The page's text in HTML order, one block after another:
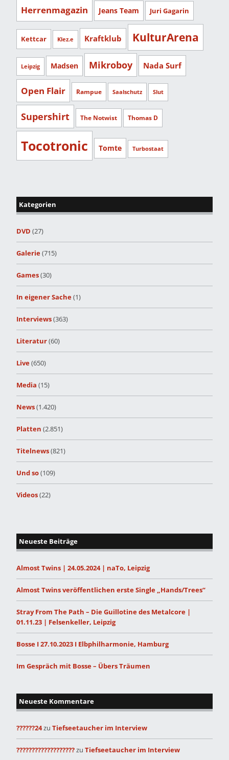
Herrenmagazin Jeans Team Juri Gagarin
Kettcar Klez.e Kraftklub KulturArena
Leipzig Madsen Mikroboy Nada Surf
Open Flair Rampue Saalschutz Slut
Supershirt The Notwist Thomas D
Tocotronic Tomte Turbostaat
Kategorien
DVD (27)
Galerie(715)
Games(30)
In eigener Sache(1)
Interviews(363)
Literatur(60)
Live(650)
Media (15)
News(1.420)
Platten (2.851)
Titelnews(821)
Und so(109)
Videos(22)
Neueste Beiträge
Almost Twins | 24.05.2024 | naTo, Leipzig
Almost Twins veröffentlichen erste Single „Hands/Trees“
Stray From The Path – Die Guillotine des Metalcore |
01.11.23 | Felsenkeller, Leipzig
Bosse I 27.10.2023 I Elbphilharmonie, Hamburg
Im Gespräch mit Bosse – Übers Träumen
Neueste Kommentare
??????24zu Tiefseetaucher im Interview
???????????????????zu Tiefseetaucher im Interview